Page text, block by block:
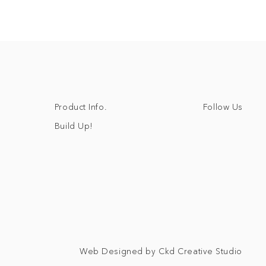
Web Designed by Ckd Creative Studio
Product Info.
Build Up!
Follow Us